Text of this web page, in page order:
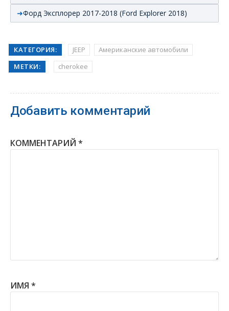
Форд Эксплорер 2017-2018 (Ford Explorer 2018)
КАТЕГОРИЯ: JEEP
Американские автомобили
МЕТКИ:
cherokee
Добавить комментарий
КОММЕНТАРИЙ *
ИМЯ *